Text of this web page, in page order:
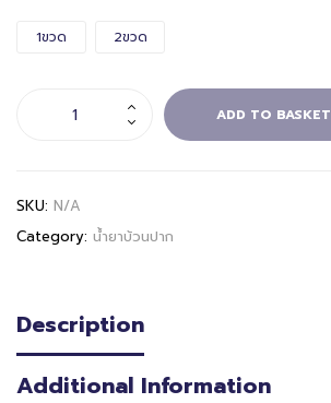
1ขวด 2ขวด
ADD TO BASKET
SKU: N/A
Category: น้ำยาบ้วนปาก
Description
Additional Information